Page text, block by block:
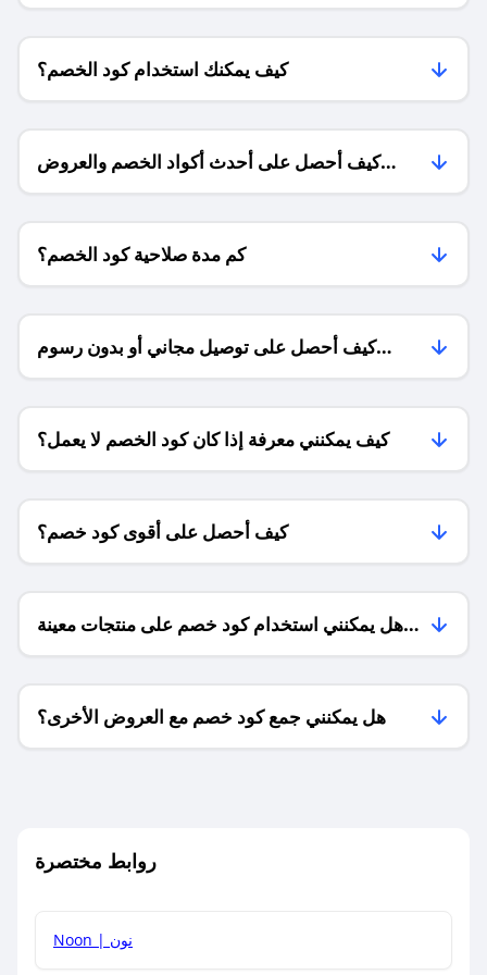
كيف يمكنك استخدام كود الخصم؟
كيف أحصل على أحدث أكواد الخصم والعروض
للمتاجر؟
كم مدة صلاحية كود الخصم؟
كيف أحصل على توصيل مجاني أو بدون رسوم
الشحن ؟
كيف يمكنني معرفة إذا كان كود الخصم لا يعمل؟
كيف أحصل على أقوى كود خصم؟
هل يمكنني استخدام كود خصم على منتجات معينة
فقط؟
هل يمكنني جمع كود خصم مع العروض الأخرى؟
روابط مختصرة
Noon | نون